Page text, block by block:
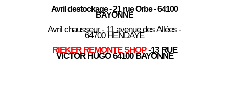
Avril destockage - 21 rue Orbe - 64100
BAYONNE
Avril chausseur - 11 avenue des Allées -
64700 HENDAYE
RIEKER REMONTE SHOP -13 RUE
VICTOR HUGO 64100 BAYONNE